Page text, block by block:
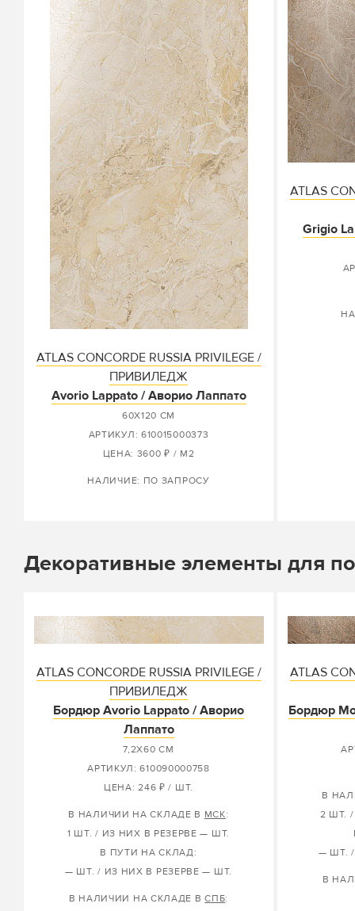
ATLAS CONCORDE RUSSIA PRIVILEGE /
ПРИВИЛЕДЖ
Avorio Lappato / Аворио Лаппато
60X120 СМ
АРТИКУЛ: 610015000373
ЦЕНА: 3600 ₽ / М2
НАЛИЧИЕ: ПО ЗАПРОСУ
ATLAS
Grigio
Декоративные элементы для
ATLAS CONCORDE RUSSIA PRIVILEGE /
ПРИВИЛЕДЖ
Бордюр Avorio Lappato / Аворио
Лаппато
7,2X60 СМ
АРТИКУЛ: 610090000758
ЦЕНА: 246 ₽ / ШТ.
В НАЛИЧИИ НА СКЛАДЕ В МСК:
1 ШТ. / ИЗ НИХ В РЕЗЕРВЕ — ШТ.
В ПУТИ НА СКЛАД:
— ШТ. / ИЗ НИХ В РЕЗЕРВЕ — ШТ.
В НАЛИЧИИ НА СКЛАДЕ ВСПБ:
ATLAS
Бордюр
В
2 ШТ.
— ШТ.
В